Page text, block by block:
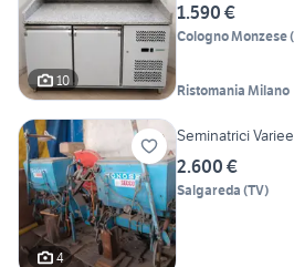
10
1.590 €
Cologno Monzese(
Ristomania Milano
4
Seminatrici Variee
2.600 €
Salgareda (TV)